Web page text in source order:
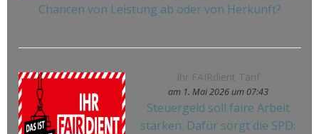
Chancen von Leistung ab oder von Herkunft?
Ihr FAIRdient Tarif
am 1. Mai 2026 um 07:43
Steuergeld soll faire Arbeit
stärken. Dafür sorgt die SPD: